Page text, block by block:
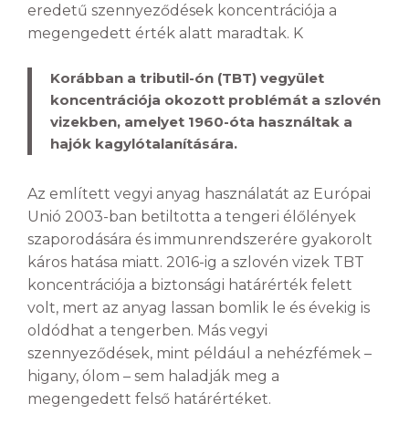
eredetű szennyeződések koncentrációja a
megengedett érték alatt maradtak. K
Korábban a tributil-ón (TBT) vegyület
koncentrációja okozott problémát a szlovén
vizekben, amelyet 1960-óta használtak a
hajók kagylótalanítására.
Az említett vegyi anyag használatát az Európai
Unió 2003-ban betiltotta a tengeri élőlények
szaporodására és immunrendszerére gyakorolt
káros hatása miatt. 2016-ig a szlovén vizek TBT
koncentrációja a biztonsági határérték felett
volt, mert az anyag lassan bomlik le és évekig is
oldódhat a tengerben. Más vegyi
szennyeződések, mint például a nehézfémek –
higany, ólom – sem haladják meg a
megengedett felső határértéket.